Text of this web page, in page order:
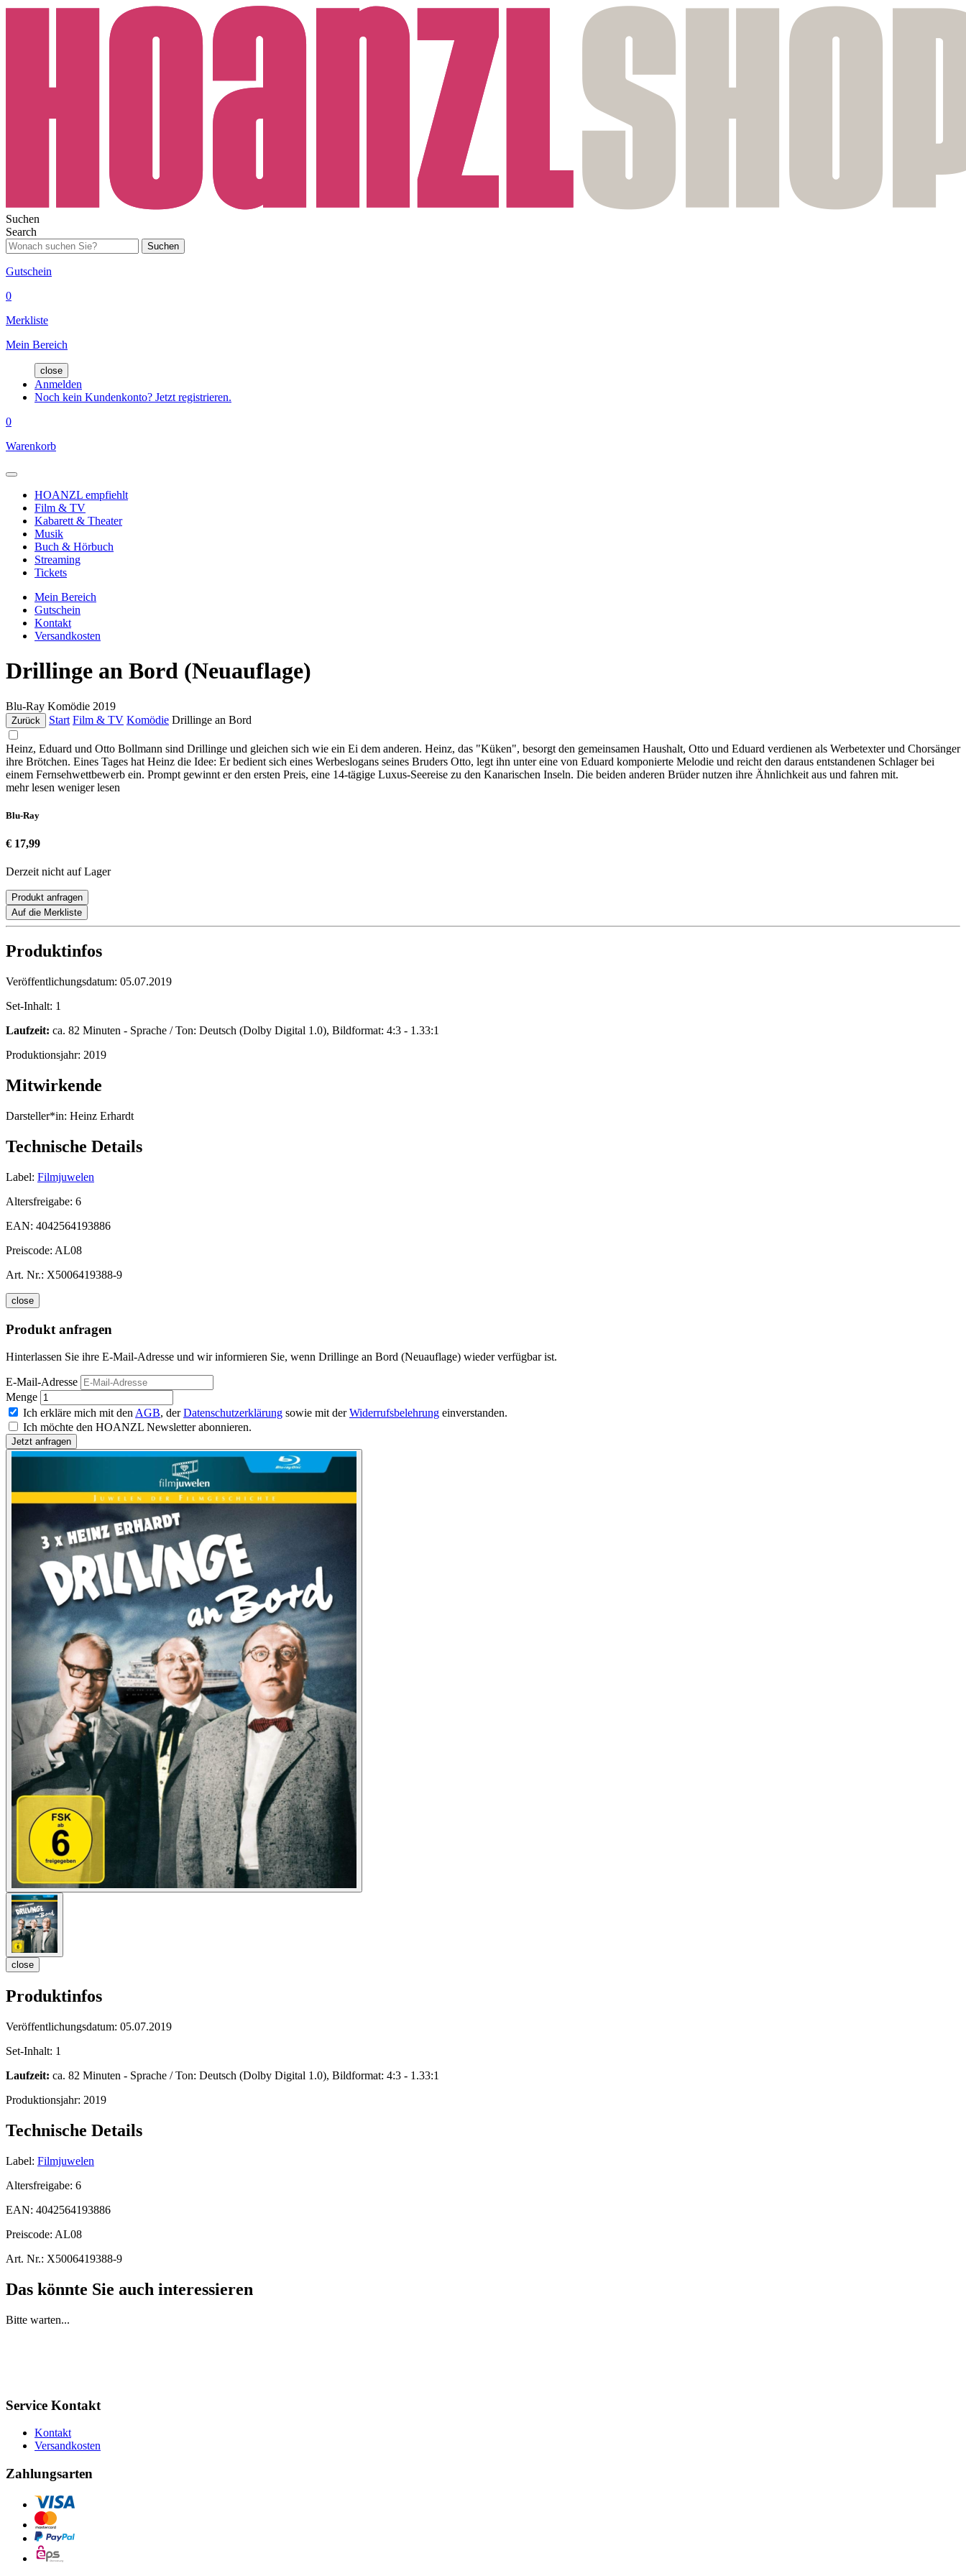
Suchen
Search
Suchen
Gutschein
0
Merkliste
Mein Bereich
close
Anmelden
Noch kein Kundenkonto? Jetzt registrieren.
0
Warenkorb
HOANZL empfiehlt
Film & TV
Kabarett & Theater
Musik
Buch & Hörbuch
Streaming
Tickets
Mein Bereich
Gutschein
Kontakt
Versandkosten
Drillinge an Bord (Neuauflage)
Blu-Ray Komödie 2019
Zurück Start Film & TV Komödie Drillinge an Bord
Heinz, Eduard und Otto Bollmann sind Drillinge und gleichen sich wie ein Ei dem anderen. Heinz, das "Küken", besorgt den gemeinsamen Haushalt, Otto und Eduard verdienen als Werbetexter und Chorsänger
ihre Brötchen. Eines Tages hat Heinz die Idee: Er bedient sich eines Werbeslogans seines Bruders Otto, legt ihn unter eine von Eduard komponierte Melodie und reicht den daraus entstandenen Schlager bei
einem Fernsehwettbewerb ein. Prompt gewinnt er den ersten Preis, eine 14-tägige Luxus-Seereise zu den Kanarischen Inseln. Die beiden anderen Brüder nutzen ihre Ähnlichkeit aus und fahren mit.
mehr lesen weniger lesen
Blu-Ray
€ 17,99
Derzeit nicht auf Lager
Produkt anfragen
Auf die Merkliste
Produktinfos
Veröffentlichungsdatum: 05.07.2019
Set-Inhalt: 1
Laufzeit: ca. 82 Minuten - Sprache / Ton: Deutsch (Dolby Digital 1.0), Bildformat: 4:3 - 1.33:1
Produktionsjahr: 2019
Mitwirkende
Darsteller*in: Heinz Erhardt
Technische Details
Label: Filmjuwelen
Altersfreigabe: 6
EAN: 4042564193886
Preiscode: AL08
Art. Nr.: X5006419388-9
close
Produkt anfragen
Hinterlassen Sie ihre E-Mail-Adresse und wir informieren Sie, wenn Drillinge an Bord (Neuauflage) wieder verfügbar ist.
E-Mail-Adresse
Menge
Ich erkläre mich mit den AGB, derDatenschutzerklärung sowie mit derWiderrufsbelehrung einverstanden.
Ich möchte den HOANZL Newsletter abonnieren.
close
Produktinfos
Veröffentlichungsdatum: 05.07.2019
Set-Inhalt: 1
Laufzeit: ca. 82 Minuten - Sprache / Ton: Deutsch (Dolby Digital 1.0), Bildformat: 4:3 - 1.33:1
Produktionsjahr: 2019
Technische Details
Label: Filmjuwelen
Altersfreigabe: 6
EAN: 4042564193886
Preiscode: AL08
Art. Nr.: X5006419388-9
Das könnte Sie auch interessieren
Bitte warten...
Service Kontakt
Kontakt
Versandkosten
Zahlungsarten